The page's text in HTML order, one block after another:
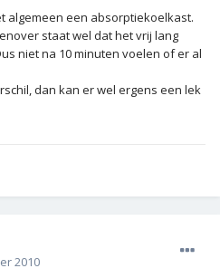
algemeen een absorptiekoelkast.
staat wel dat het vrij lang
niet na 10 minuten voelen of er al
dan kan er wel ergens een lek
2010